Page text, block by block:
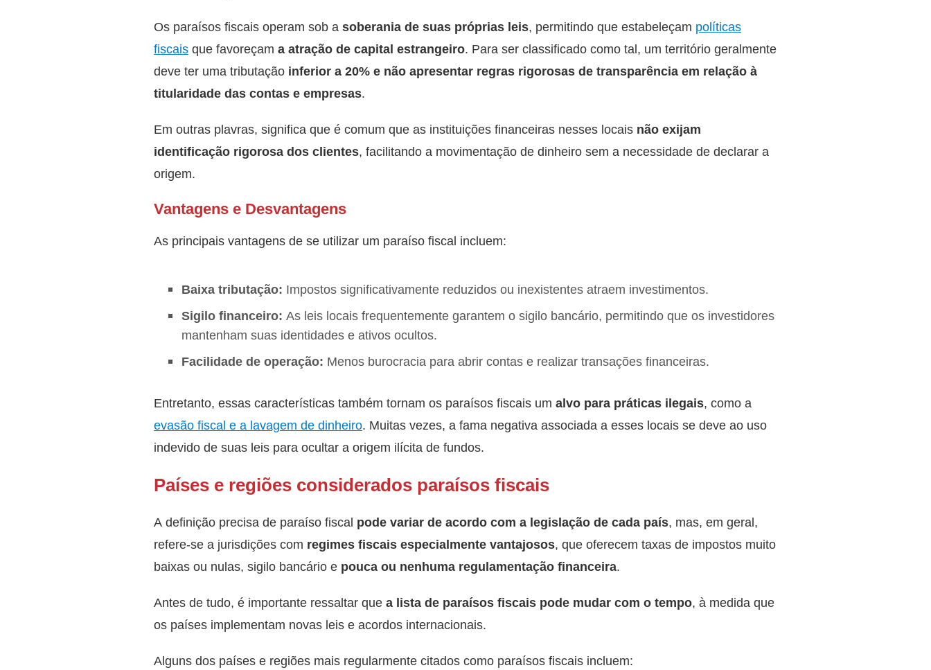
Os paraísos fiscais operam sob a soberania de suas próprias leis, permitindo que estabeleçam políticas
fiscais que favoreçam a atração de capital estrangeiro. Para ser classificado como tal, um território geralmente
deve ter uma tributação inferior a 20% e não apresentar regras rigorosas de transparência em relação à
titularidade das contas e empresas.
Em outras plavras, significa que é comum que as instituições financeiras nesses locais não exijam
identificação rigorosa dos clientes, facilitando a movimentação de dinheiro sem a necessidade de declarar a
origem.
Vantagens e Desvantagens
As principais vantagens de se utilizar um paraíso fiscal incluem:
Baixa tributação: Impostos significativamente reduzidos ou inexistentes atraem investimentos.
Sigilo financeiro: As leis locais frequentemente garantem o sigilo bancário, permitindo que os investidores
mantenham suas identidades e ativos ocultos.
Facilidade de operação: Menos burocracia para abrir contas e realizar transações financeiras.
Entretanto, essas características também tornam os paraísos fiscais um alvo para práticas ilegais, como a
evasão fiscal e a lavagem de dinheiro. Muitas vezes, a fama negativa associada a esses locais se deve ao uso
indevido de suas leis para ocultar a origem ilícita de fundos.
Países e regiões considerados paraísos fiscais
A definição precisa de paraíso fiscal pode variar de acordo com a legislação de cada país, mas, em geral,
refere-se a jurisdições com regimes fiscais especialmente vantajosos, que oferecem taxas de impostos muito
baixas ou nulas, sigilo bancário e pouca ou nenhuma regulamentação financeira.
Antes de tudo, é importante ressaltar que a lista de paraísos fiscais pode mudar com o tempo, à medida que
os países implementam novas leis e acordos internacionais.
Alguns dos países e regiões mais regularmente citados como paraísos fiscais incluem: